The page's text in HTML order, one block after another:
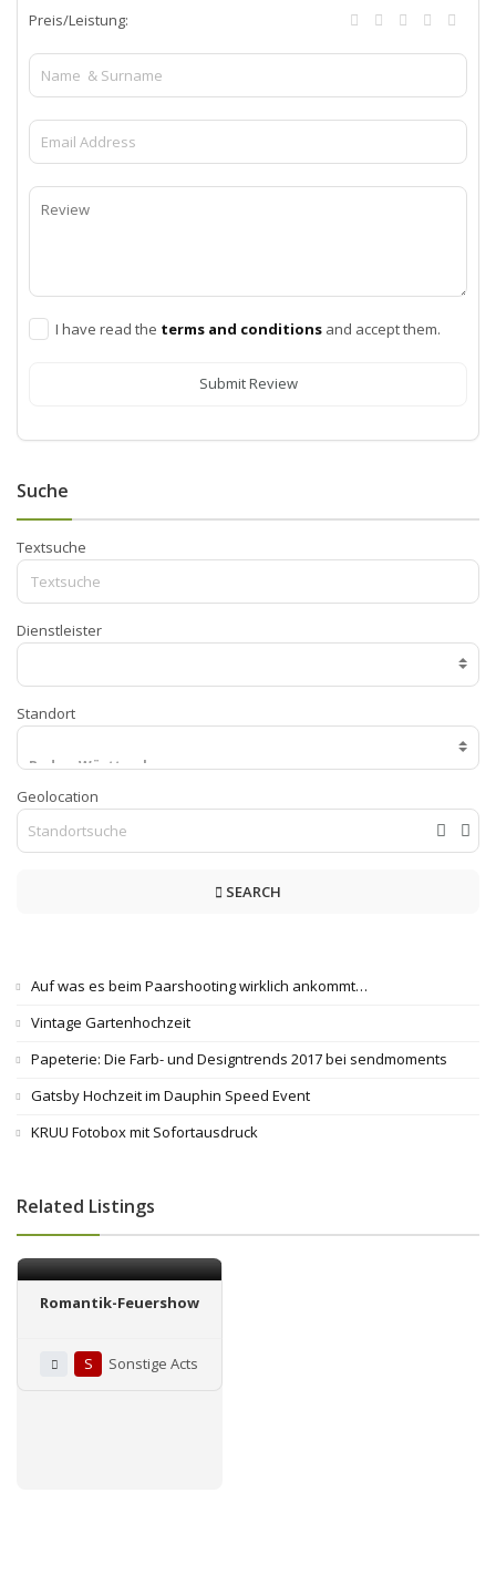
Preis/Leistung:
I have read the terms and conditions and accept them.
Submit Review
Suche
Textsuche
Dienstleister
Standort
Geolocation
SEARCH
Auf was es beim Paarshooting wirklich ankommt…
Vintage Gartenhochzeit
Papeterie: Die Farb- und Designtrends 2017 bei sendmoments
Gatsby Hochzeit im Dauphin Speed Event
KRUU Fotobox mit Sofortausdruck
Related Listings
Romantik-Feuershow
S Sonstige Acts